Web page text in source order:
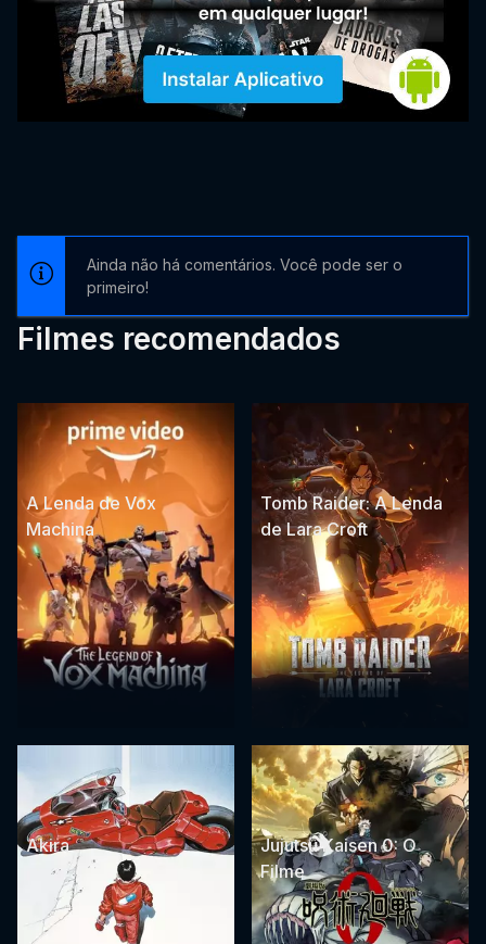
Ainda não há comentários. Você pode ser o
primeiro!
Filmes recomendados
A Lenda de Vox
Machina
Tomb Raider: A Lenda
de Lara Croft
Akira
Jujutsu Kaisen 0: O
Filme